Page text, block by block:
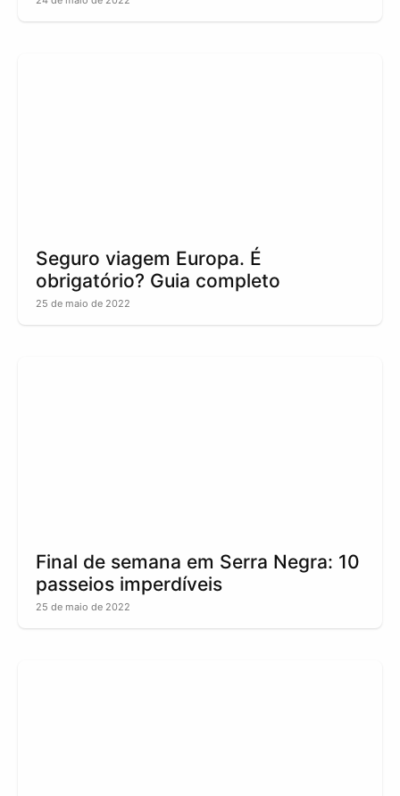
Seguro viagem Europa. É
obrigatório? Guia completo
25 de maio de 2022
Final de semana em Serra Negra: 10
passeios imperdíveis
25 de maio de 2022